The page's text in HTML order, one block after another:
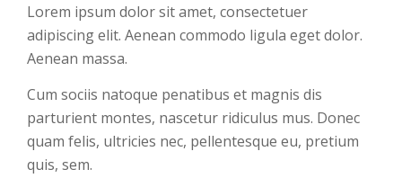
Lorem ipsum dolor sit amet, consectetuer
adipiscing elit. Aenean commodo ligula eget dolor.
Aenean massa.
Cum sociis natoque penatibus et magnis dis
parturient montes, nascetur ridiculus mus. Donec
quam felis, ultricies nec, pellentesque eu, pretium
quis, sem.